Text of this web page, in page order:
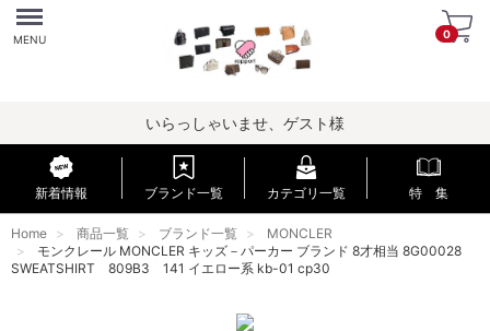
Menu
MENU 0
いらっしゃいませ、ゲスト様
新着情報 ブランド一覧 カテゴリ一覧 特 集
Home 商品一覧 ブランド一覧
MONCLER
モンクレール MONCLER キッズ－パーカー ブランド 8才相当 8G00028
SWEATSHIRT 809B3 141 イエロー系 kb-01 cp30